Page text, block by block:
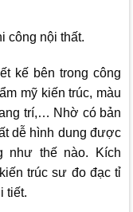
công nội thất.
kế bên trong công
mỹ kiến trúc, màu
trí,… Nhờ có bản
dễ hình dung được
như thế nào. Kích
trúc sư đo đạc tỉ
tiết.